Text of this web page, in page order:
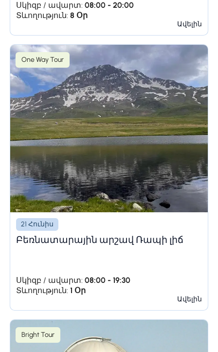
Սկիզբ / ավարտ: 08:00 - 20:00
Տևողություն: 8 Օր
Ավելին
One Way Tour
21 Հունիս
Բեռնատարային արշավ Ռապի լիճ
Սկիզբ / ավարտ: 08:00 - 19:30
Տևողություն: 1 Օր
Ավելին
Bright Tour